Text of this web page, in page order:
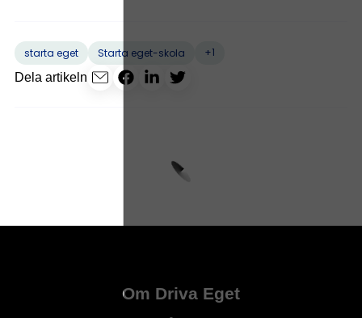
starta eget Starta eget-skola
+1
Dela artikeln
Om Driva Eget